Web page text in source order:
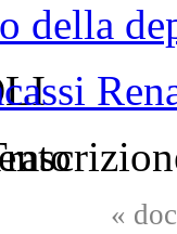
della
«